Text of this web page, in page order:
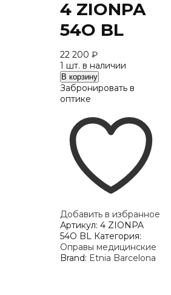
4 ZIONPA
54O BL
22 200 ₽
1 шт. в наличии
Количество
Etnia
Barcelona
ZIONPA
54O
BL
В корзину
Забронировать в
оптике
Добавить в избранное
Артикул: 4 ZIONPA
54O BL Категория:
Оправы медицинские
Brand: Etnia Barcelona